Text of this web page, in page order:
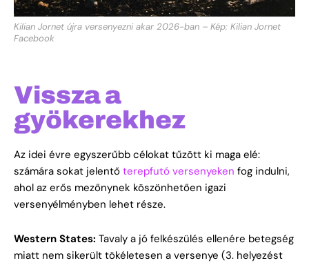
Kilian Jornet újra versenyezni akar 2026-ban – Kép: Kilian Jornet
Facebook
Vissza a
gyökerekhez
Az idei évre egyszerűbb célokat tűzött ki maga elé:
számára sokat jelentő terepfutó versenyeken fog indulni,
ahol az erős mezőnynek köszönhetően igazi
versenyélményben lehet része.
Western States: Tavaly a jó felkészülés ellenére betegség
miatt nem sikerült tökéletesen a versenye (3. helyezést